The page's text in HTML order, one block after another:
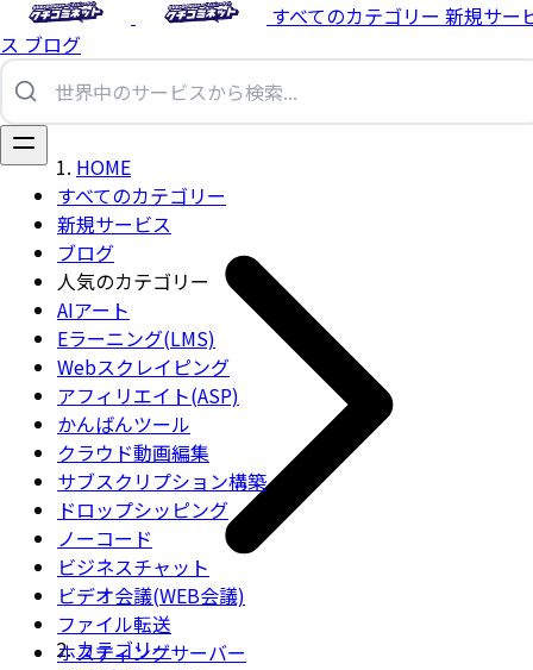
すべてのカテゴリー 新規サー
ス ブログ
すべてのカテゴリー
新規サービス
ブログ
人気のカテゴリー
AIアート
Eラーニング(LMS)
Webスクレイピング
アフィリエイト(ASP)
かんばんツール
クラウド動画編集
サブスクリプション構築
ドロップシッピング
ノーコード
ビジネスチャット
ビデオ会議(WEB会議)
ファイル転送
ホスティングサーバー
HOME
カテゴリー